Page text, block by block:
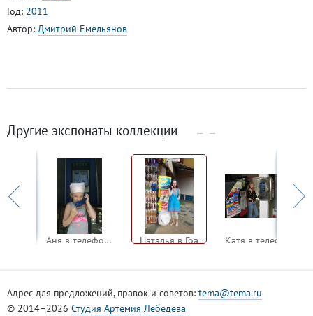
Год: 2011
Автор: Дмитрий Емельянов
Другие экспонаты коллекции ← →
Аня в телефонном автомате Наталья в Гоа
Адрес для предложений, правок и советов: tema@tema.ru
© 2014–2026 Студия Артемия Лебедева